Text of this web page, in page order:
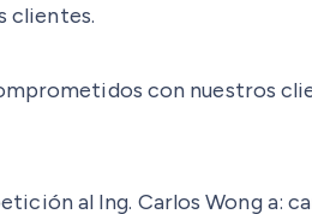
clientes.
con nuestros
al Ing. Carlos Wong a: